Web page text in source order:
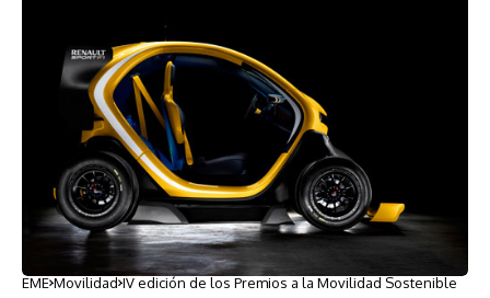
EME Movilidad IV edición de los Premios a la Movilidad Sostenible